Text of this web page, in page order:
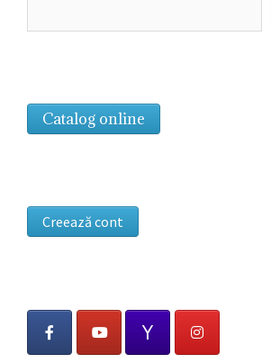
Catalog online
Creează cont